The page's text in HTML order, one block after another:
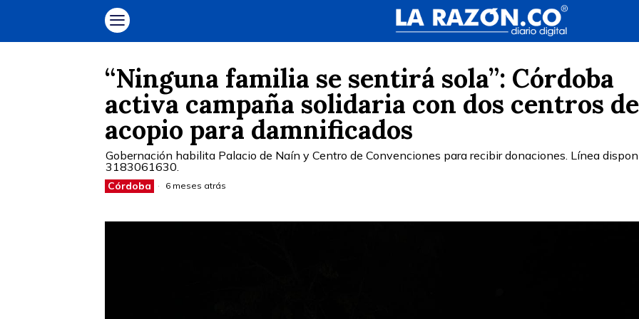
“Ninguna familia se sentirá sola”: Córdoba
activa campaña solidaria con dos centros de
acopio para damnificados
Gobernación habilita Palacio de Naín y Centro de Convenciones para recibir donaciones. Línea
3183061630.
Córdoba 6 meses atrás